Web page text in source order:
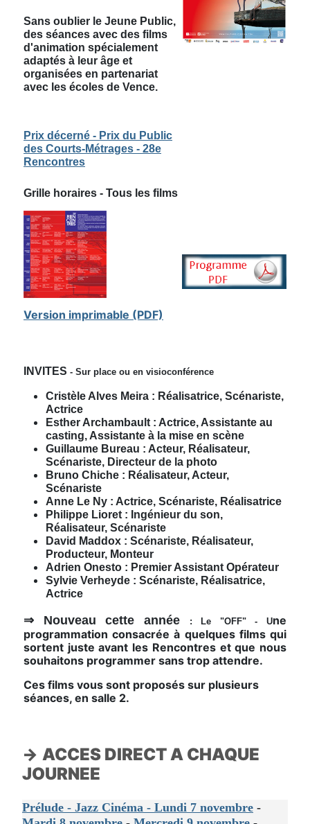
Sans oublier le Jeune Public,
des séances avec des films
d'animation spécialement
adaptés à leur âge et
organisées en partenariat
avec les écoles de Vence.
Prix décerné - Prix du Public
des Courts-Métrages - 28e
Rencontres
Grille horaires - Tous les films
Version imprimable (PDF)
INVITES - Sur place ou en visioconférence
Cristèle Alves Meira : Réalisatrice, Scénariste,
Actrice
Esther Archambault : Actrice, Assistante au
casting, Assistante à la mise en scène
Guillaume Bureau : Acteur, Réalisateur,
Scénariste, Directeur de la photo
Bruno Chiche : Réalisateur, Acteur,
Scénariste
Anne Le Ny : Actrice, Scénariste, Réalisatrice
Philippe Lioret : Ingénieur du son,
Réalisateur, Scénariste
David Maddox : Scénariste, Réalisateur,
Producteur, Monteur
Adrien Onesto : Premier Assistant Opérateur
Sylvie Verheyde : Scénariste, Réalisatrice,
Actrice
⇒ Nouveau cette année : Le "OFF" - Une
programmation consacrée à quelques films qui
sortent juste avant les Rencontres et que nous
souhaitons programmer sans trop attendre.
Ces films vous sont proposés sur plusieurs
séances, en salle 2.
→ ACCES DIRECT A CHAQUE
JOURNEE
Prélude - Jazz Cinéma - Lundi 7 novembre -